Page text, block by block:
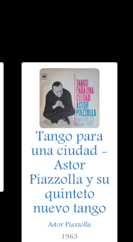
Tango para
una ciudad -
Astor
Piazzolla y su
quinteto
nuevo tango
Astor Piazzolla
1963